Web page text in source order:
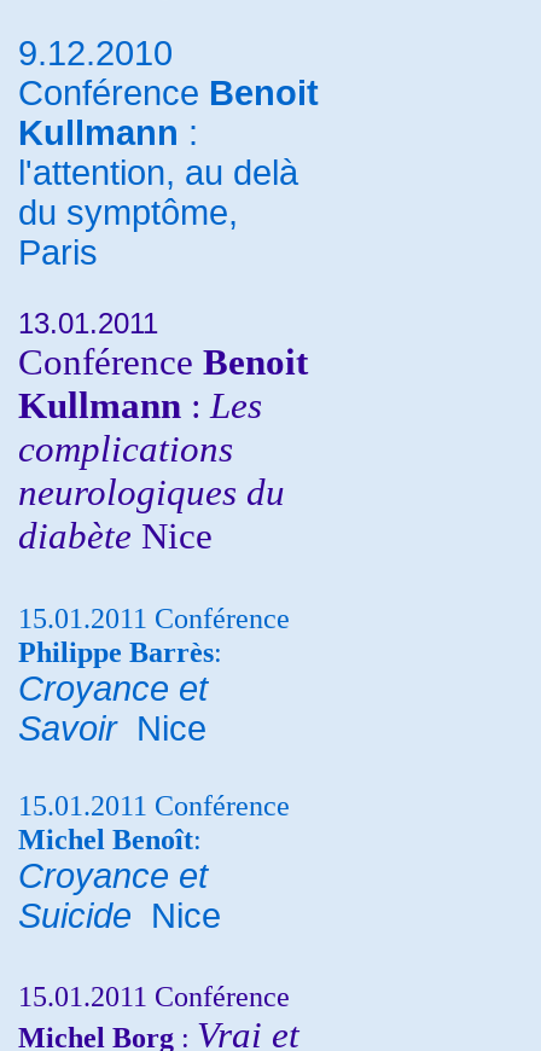
9.12.2010
Conférence Benoit
Kullmann :
l'attention, au delà
du symptôme,
Paris
13.01.2011
Conférence Benoit
Kullmann : Les
complications
neurologiques du
diabète Nice
15.01.2011 Conférence
Philippe Barrès:
Croyance et
Savoir Nice
15.01.2011 Conférence
Michel Benoît:
Croyance et
Suicide Nice
15.01.2011 Conférence
Michel Borg : Vrai et